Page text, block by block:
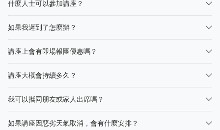
什麼人士可以參加講座？
如果我遲到了怎麼辦？
講座上會有即場報團優惠嗎？
講座大概會持續多久？
我可以攜同朋友或家人出席嗎？
如果講座因惡劣天氣取消，會有什麼安排？